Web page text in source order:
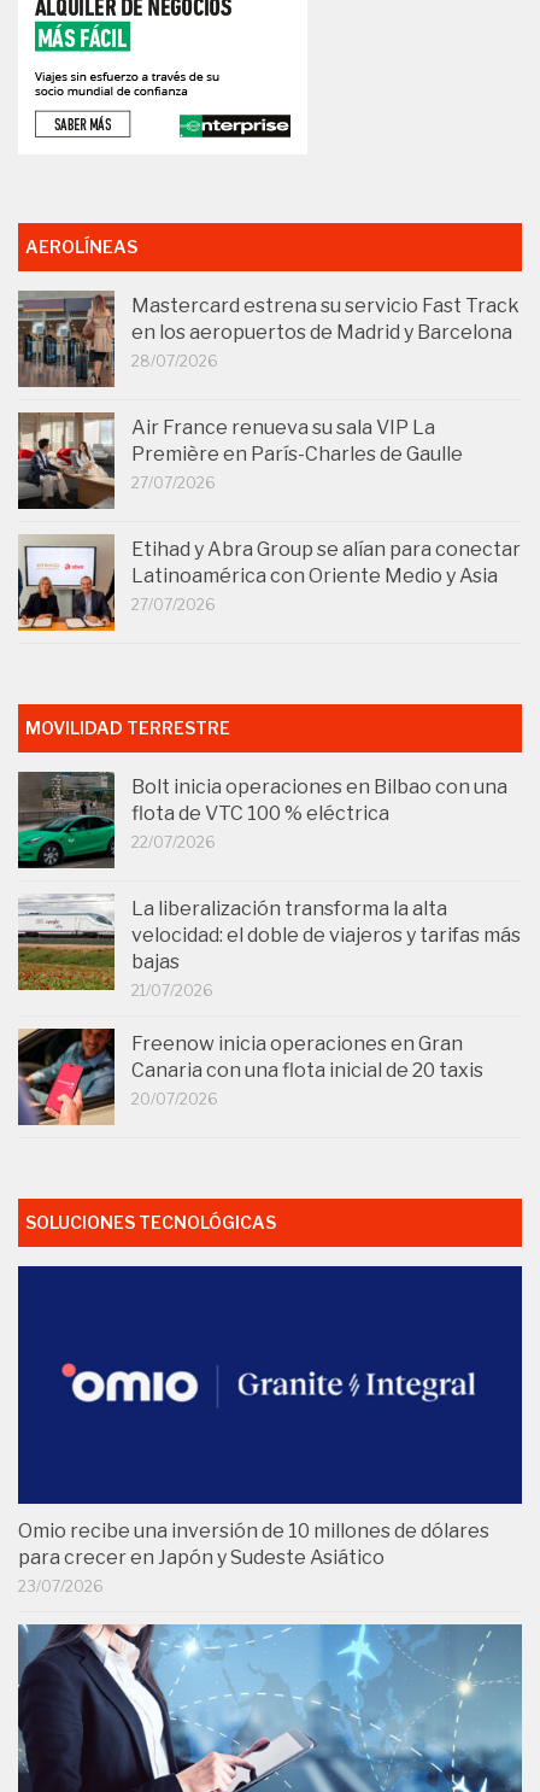
AEROLÍNEAS
Mastercard estrena su servicio Fast Track
en los aeropuertos de Madrid y Barcelona
28/07/2026
Air France renueva su sala VIP La
Première en París-Charles de Gaulle
27/07/2026
Etihad y Abra Group se alían para conectar
Latinoamérica con Oriente Medio y Asia
27/07/2026
MOVILIDAD TERRESTRE
Bolt inicia operaciones en Bilbao con una
flota de VTC 100 % eléctrica
22/07/2026
La liberalización transforma la alta
velocidad: el doble de viajeros y tarifas más
bajas
21/07/2026
Freenow inicia operaciones en Gran
Canaria con una flota inicial de 20 taxis
20/07/2026
SOLUCIONES TECNOLÓGICAS
Omio recibe una inversión de 10 millones de dólares
para crecer en Japón y Sudeste Asiático
23/07/2026